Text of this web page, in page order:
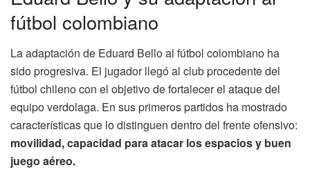
fútbol colombiano
La adaptación de Eduard Bello al fútbol colombiano ha
sido progresiva. El jugador llegó al club procedente del
fútbol chileno con el objetivo de fortalecer el ataque del
equipo verdolaga. En sus primeros partidos ha mostrado
características que lo distinguen dentro del frente ofensivo:
movilidad, capacidad para atacar los espacios y buen
juego aéreo.